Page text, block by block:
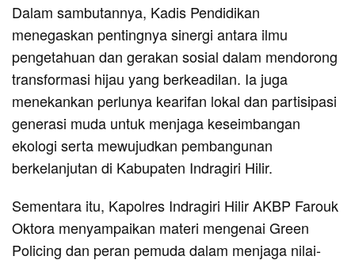
Dalam sambutannya, Kadis Pendidikan
menegaskan pentingnya sinergi antara ilmu
pengetahuan dan gerakan sosial dalam mendorong
transformasi hijau yang berkeadilan. Ia juga
menekankan perlunya kearifan lokal dan partisipasi
generasi muda untuk menjaga keseimbangan
ekologi serta mewujudkan pembangunan
berkelanjutan di Kabupaten Indragiri Hilir.
Sementara itu, Kapolres Indragiri Hilir AKBP Farouk
Oktora menyampaikan materi mengenai Green
Policing dan peran pemuda dalam menjaga nilai-